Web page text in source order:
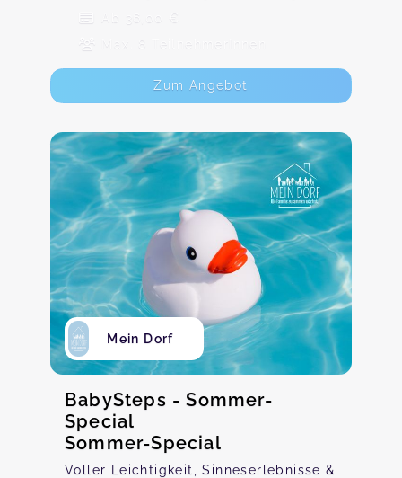
Ab 36,00 €
Max. 8 TeilnehmerInnen
Zum Angebot
Mein Dorf
BabySteps - Sommer-
Special
Sommer-Special
Voller Leichtigkeit, Sinneserlebnisse &